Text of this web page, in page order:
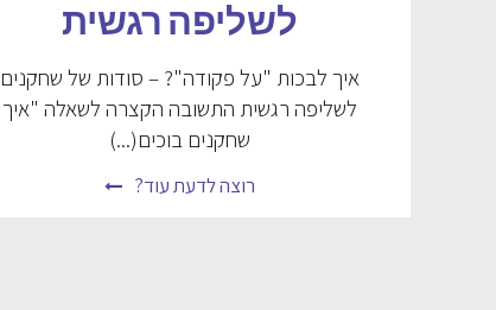
לשליפה רגשית
איך לבכות "על פקודה"? – סודות של שחקנים
לשליפה רגשית התשובה הקצרה לשאלה "איך
שחקנים בוכים(...)
רוצה לדעת עוד?